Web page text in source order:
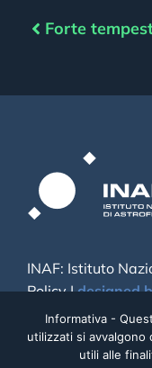
INAF: Istituto
Policy|designed
Informativa -
utilizzati si avvalgono
utili alle